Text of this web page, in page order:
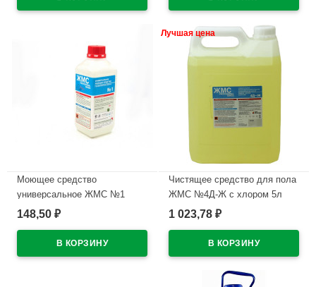
Моющее средство
универсальное ЖМС №1
1000мл
148,50 ₽
Лучшая цена
Чистящее средство для пола
ЖМС №4Д-Ж с хлором 5л
(Ст.1)
1 023,78 ₽